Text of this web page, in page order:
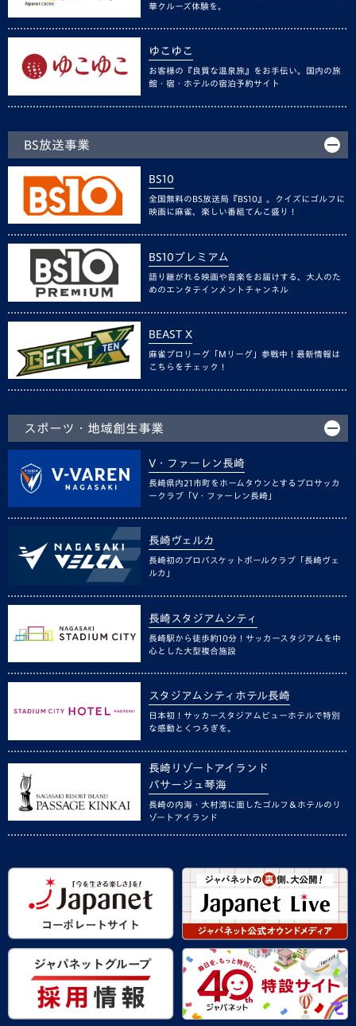
華クルーズ体験を。
ゆこゆこ
お客様の『良質な温泉旅』をお手伝い。国内の旅
館・宿・ホテルの宿泊予約サイト
BS放送事業
BS10
全国無料のBS放送局『BS10』。クイズにゴルフに
映画に麻雀、楽しい番組てんこ盛り！
BS10プレミアム
語り継がれる映画や音楽をお届けする、大人のた
めのエンタテインメントチャンネル
BEAST X
麻雀プロリーグ「Mリーグ」参戦中！最新情報は
こちらをチェック！
スポーツ・地域創生事業
V・ファーレン長崎
長崎県内21市町をホームタウンとするプロサッカ
ークラブ「V・ファーレン長崎」
長崎ヴェルカ
長崎初のプロバスケットボールクラブ「長崎ヴェ
ルカ」
長崎スタジアムシティ
長崎駅から徒歩約10分！サッカースタジアムを中
心とした大型複合施設
スタジアムシティホテル長崎
日本初！サッカースタジアムビューホテルで特別
な感動とくつろぎを。
長崎リゾートアイランド
パサージュ琴海
長崎の内海・大村湾に面したゴルフ＆ホテルのリ
ゾートアイランド